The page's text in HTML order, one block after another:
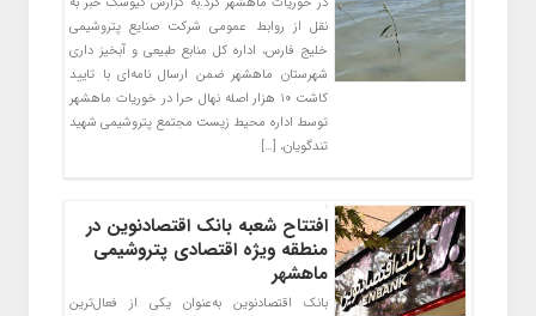
نقل از روابط عمومی شرکت صنایع پتروشیمی
خلیج فارس، اداره کل منابع طبیعی و آبخیز داری
شهرستان ماهشهر ضمن ارسال نامه‌ای با تایید
کاشت ۱۰ هزار اصله نهال حرا در خوریات ماهشهر
توسط اداره محیط زیست مجتمع پتروشیمی شهید
تندگویان، […]
افتتاح شعبه بانک اقتصادنوین در
منطقه ویژه اقتصادی پتروشیمی
ماهشهر
بانک اقتصادنوین به‌عنوان یکی از فعال‌ترین